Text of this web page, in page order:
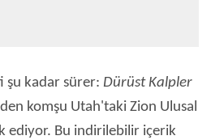
şu kadar sürer: Dürüst Kalpler
komşu Utah'taki Zion Ulusal
ediyor. Bu indirilebilir içerik